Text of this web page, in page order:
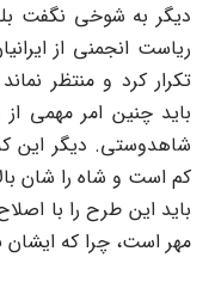
دیگر به شوخی نگفت
ریاست انجمنی از
تکرار کرد و منتظر
باید چنین امر مهمی
شاهدوستی. دیگر این که
کم است و شاه را شان
باید این طرح را با
مهر است، چرا که ایشان